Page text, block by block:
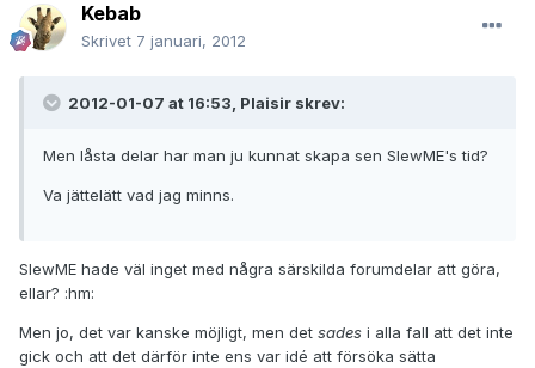
Kebab
Skrivet 7 januari, 2012
2012-01-07 at 16:53, Plaisir skrev:
Men låsta delar har man ju kunnat skapa sen SlewME's tid?
Va jättelätt vad jag minns.
SlewME hade väl inget med några särskilda forumdelar att göra,
ellar? :hm:
Men jo, det var kanske möjligt, men det sades i alla fall att det inte
gick och att det därför inte ens var idé att försöka sätta